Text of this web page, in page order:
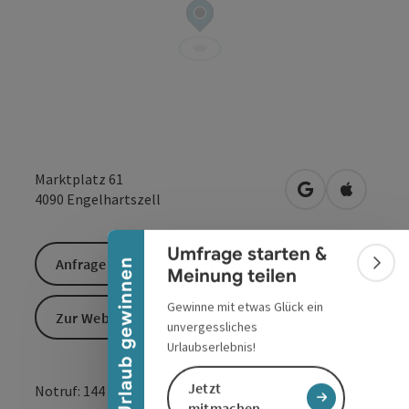
Urlaub gewinnen
Banner einklappen
Umfrage starten &
Meinung teilen
Gewinne mit etwas Glück ein
unvergessliches
Urlaubserlebnis!
Jetzt
Marktplatz 61
4090 Engelhartszell in Googlein Apple
Notruf: 144
Anfrage senden
Zur Website